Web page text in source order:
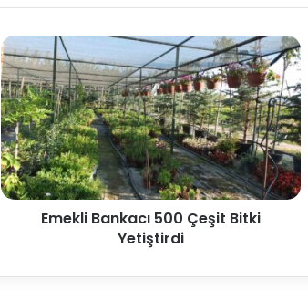
Emekli Bankacı 500 Çeşit Bitki
Yetiştirdi